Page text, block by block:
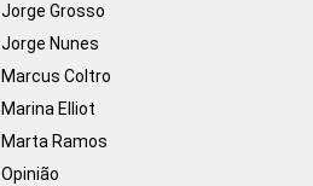
Jorge Grosso
Jorge Nunes
Marcus Coltro
Marina Elliot
Marta Ramos
Opinião